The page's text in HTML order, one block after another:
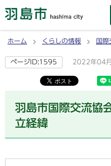
ホーム くらしの情報 国際
ページID:1595 2022年04
羽島市国際交流協
立経緯